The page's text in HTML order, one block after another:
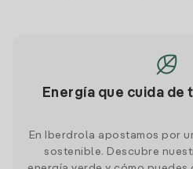
Energía que cuida de
En Iberdrola apostamos por
sostenible. Descubre